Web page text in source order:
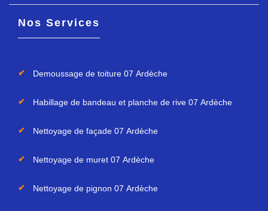
Nos Services
Demoussage de toiture 07 Ardèche
Habillage de bandeau et planche de rive 07 Ardèche
Nettoyage de façade 07 Ardèche
Nettoyage de muret 07 Ardèche
Nettoyage de pignon 07 Ardèche